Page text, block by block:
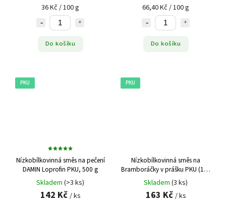
36 Kč / 100 g
Do košíku
66,40 Kč / 100 g
Do košíku
PKU
Nízkobílkovinná směs na pečení
DAMIN Loprofin PKU, 500 g
Skladem (>3 ks)
142 Kč / ks
PKU
Nízkobílkovinná směs na
Bramboráčky v prášku PKU (170
Skladem (3 ks)
163 Kč / ks